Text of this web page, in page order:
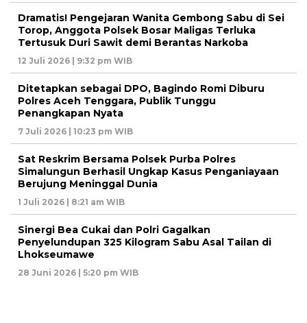
Dramatis! Pengejaran Wanita Gembong Sabu di Sei
Torop, Anggota Polsek Bosar Maligas Terluka
Tertusuk Duri Sawit demi Berantas Narkoba
12 Juli 2026 | 9:32 pm WIB
Ditetapkan sebagai DPO, Bagindo Romi Diburu
Polres Aceh Tenggara, Publik Tunggu
Penangkapan Nyata
7 Juli 2026 | 10:23 pm WIB
Sat Reskrim Bersama Polsek Purba Polres
Simalungun Berhasil Ungkap Kasus Penganiayaan
Berujung Meninggal Dunia
1 Juli 2026 | 8:21 am WIB
Sinergi Bea Cukai dan Polri Gagalkan
Penyelundupan 325 Kilogram Sabu Asal Tailan di
Lhokseumawe
28 Juni 2026 | 5:20 pm WIB